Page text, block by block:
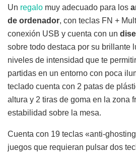
Un regalo muy adecuado para los
de ordenador, con teclas FN +
conexión USB y cuenta con un
sobre todo destaca por su brillante
niveles de intensidad que te
partidas en un entorno con poca
teclado cuenta con 2 patas de
altura y 2 tiras de goma en la zona
estabilidad sobre la mesa.
Cuenta con 19 teclas «anti-
juegos que requieran pulsar dos